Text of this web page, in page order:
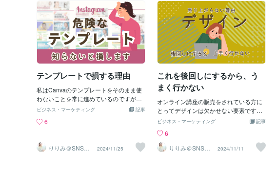
です。・－・－・－・－・－・ まと
め・－・－・－・－・－・インスタで使
うブランドカラーは、カラーナンバーと
一緒に決めておくこと。時短にもなる
し、印象も統一していきましょう。
まいます。解決策ブランドカラーを決め
る！→ ベースカラー＋アクセントカラー
を3～4色に固定して、投稿を作るように
しましょう。→ Canvaなどでカラーパレ
ットを作っておくと、迷わずに統一感の
ある投稿が作れます。【２・フォントが
バラバラ → プロ感がなくなる！】「可愛
いからこのフォント！」「かっこいいか
らこっち！」と毎回違うフォントを使う
ントからブランドの印象を受け取ってい
ます。 解決策フォントは2～3種類に統
一！→ タイトル用・本文用・強調用のフ
ォントを決めると、視認性もアップしま
く、文章のトーン（言い回し）も統一し
ないと、アカウントの世界観が崩れてし
にとってはどれも成長できる、素晴らし
い経験となりました。 お客様には大変、
感謝いたします。 嬉しい評価や、喜びの
声、いつも私の励みになっております。
webデザインって何をしてくれるの？画
像作成以外にはどんなことができるの？
という方もたくさんいらっしゃることで
しょう。 メニューに無いものも一度お問
い合わせください！ 近年はメニューに無
いものも、お問い合わせいただくことが
増えました。 中でも、インスタ広告のご
相談に加えて、投稿のプロフィール部分
や、ハイライト、申し込み同線について
のご相談、インスタの初期設定、ハッシ
ど、Instagram運用に関するご相談が多く
あったように思います。 また、動画広
告、インスタリール投稿のご依頼のご相
テンプレートで損する理由
私はCanvaのテンプレートをそのまま使
わないことを常に進めているのですが、
理由を３つお伝えします。先に説明して
利で、画期的なツールです。ただ、その
理由を３つお話しいたします。理由は、
１・自分のデザインがハマりにくいテン
記事
ビジネス・マーケティング
6
りりみ＠SNSイ
ンスタ運用
2024/11/25
これを後回しにするから、う
まく行かない
オンライン講座の販売をされている方に
とってデザインは欠かせない要素ですよ
ね！ 私は日々、生徒さんに「デザインが
ます。・商品価値の向上・商品の魅力を
わかりやすく伝える・メッセージをわか
りやすく届ける・女性にとって魅力的に
記事
ビジネス・マーケティング
6
りりみ＠SNSイ
ンスタ運用
2024/11/11